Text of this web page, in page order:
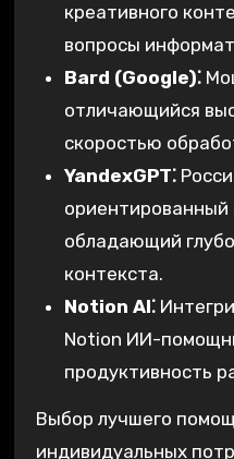
креативного
вопросы
Bard (Google)⁚
отличающийся
скоростью
YandexGPT⁚
ориентированный
обладающий
контекста.
Notion AI⁚
Notion ИИ-
продуктивность
Выбор лучшего
индивидуальных